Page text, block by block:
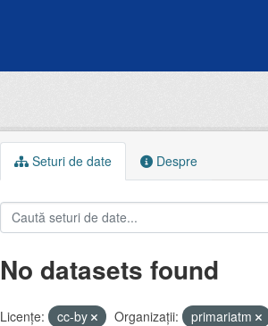
Seturi de date Despre
No datasets found
Licenţe: cc-by Organizații: primariatm